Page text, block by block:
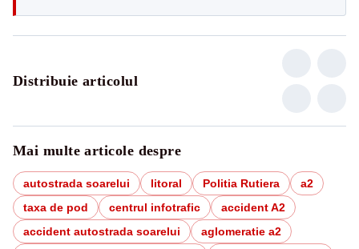
Distribuie articolul
Mai multe articole despre
autostrada soarelui litoral Politia Rutiera
a2
taxa de pod
centrul infotrafic
accident A2
accident autostrada soarelui
aglomeratie a2